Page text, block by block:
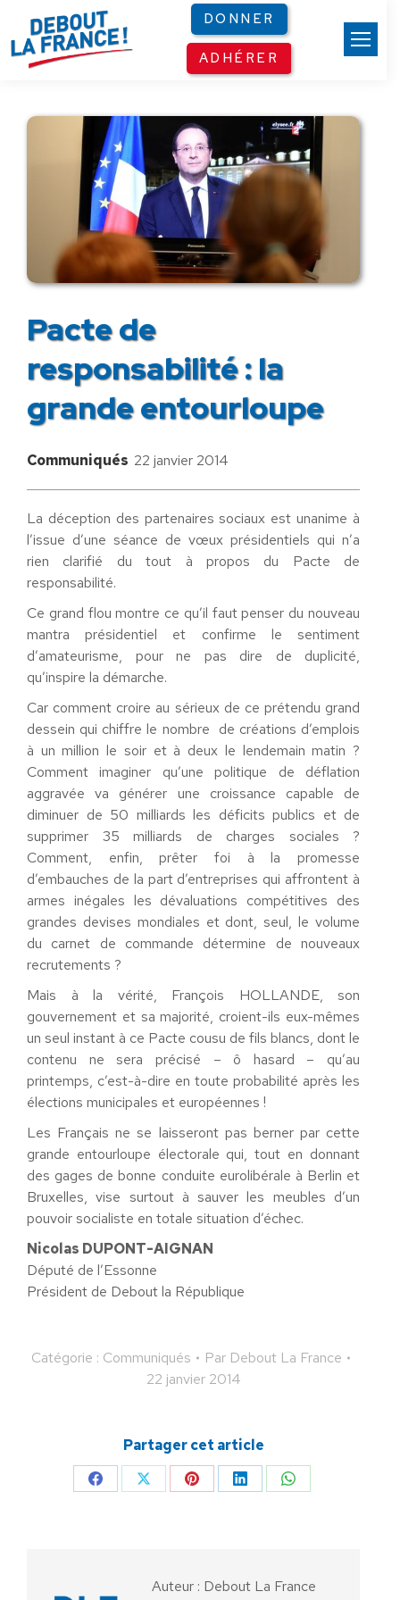
DONNER
ADHÉRER
Pacte de
responsabilité : la
grande entourloupe
Communiqués 22 janvier 2014
La déception des partenaires sociaux est unanime à
l’issue d’une séance de vœux présidentiels qui n’a
rien clarifié du tout à propos du Pacte de
responsabilité.
Ce grand flou montre ce qu’il faut penser du nouveau
mantra présidentiel et confirme le sentiment
d’amateurisme, pour ne pas dire de duplicité,
qu’inspire la démarche.
Car comment croire au sérieux de ce prétendu grand
dessein qui chiffre le nombre de créations d’emplois
à un million le soir et à deux le lendemain matin ?
Comment imaginer qu’une politique de déflation
aggravée va générer une croissance capable de
diminuer de 50 milliards les déficits publics et de
supprimer 35 milliards de charges sociales ?
Comment, enfin, prêter foi à la promesse
d’embauches de la part d’entreprises qui affrontent à
armes inégales les dévaluations compétitives des
grandes devises mondiales et dont, seul, le volume
du carnet de commande détermine de nouveaux
recrutements ?
Mais à la vérité, François HOLLANDE, son
gouvernement et sa majorité, croient-ils eux-mêmes
un seul instant à ce Pacte cousu de fils blancs, dont le
contenu ne sera précisé – ô hasard – qu’au
printemps, c’est-à-dire en toute probabilité après les
élections municipales et européennes !
Les Français ne se laisseront pas berner par cette
grande entourloupe électorale qui, tout en donnant
des gages de bonne conduite eurolibérale à Berlin et
Bruxelles, vise surtout à sauver les meubles d’un
pouvoir socialiste en totale situation d’échec.
Nicolas DUPONT-AIGNAN
Député de l’Essonne
Président de Debout la République
Catégorie : Communiqués Par Debout La France
22 janvier 2014
Partager cet article
PartagerPartagerPartagerPartagerPartager
Auteur : Debout La France
Panneau de gestion des cookies